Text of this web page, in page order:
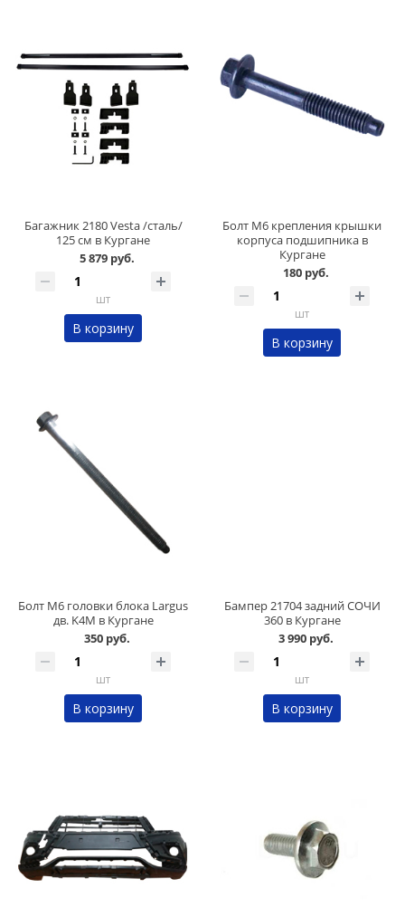
Багажник 2180 Vesta /сталь/
125 см в Кургане
5 879 руб.
шт
В корзину
Болт М6 крепления крышки
корпуса подшипника в
Кургане
180 руб.
шт
В корзину
Болт М6 головки блока Largus
дв. K4M в Кургане
350 руб.
шт
В корзину
Бампер 21704 задний СОЧИ
360 в Кургане
3 990 руб.
шт
В корзину